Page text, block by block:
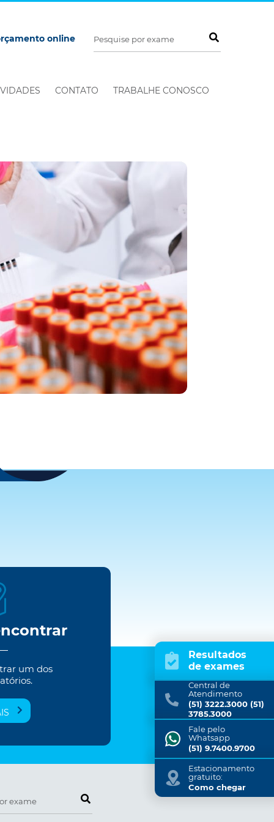
online
CONTATO TRABALHE CONOSCO
um dos
Pesquise por exame
Resultados
de exames
Central de
Atendimento
(51) 3222.3000 (51)
3785.3000
Fale pelo
Whatsapp
(51) 9.7400.9700
Estacionamento
gratuito:
Como chegar